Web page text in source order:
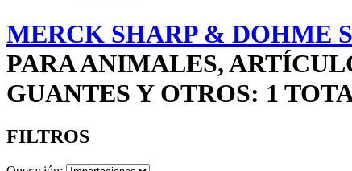
MERCK SHARP & DOHME
PARA ANIMALES,
GUANTES Y OTROS: 1
FILTROS